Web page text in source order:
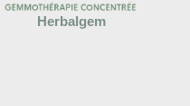
Herbalgem